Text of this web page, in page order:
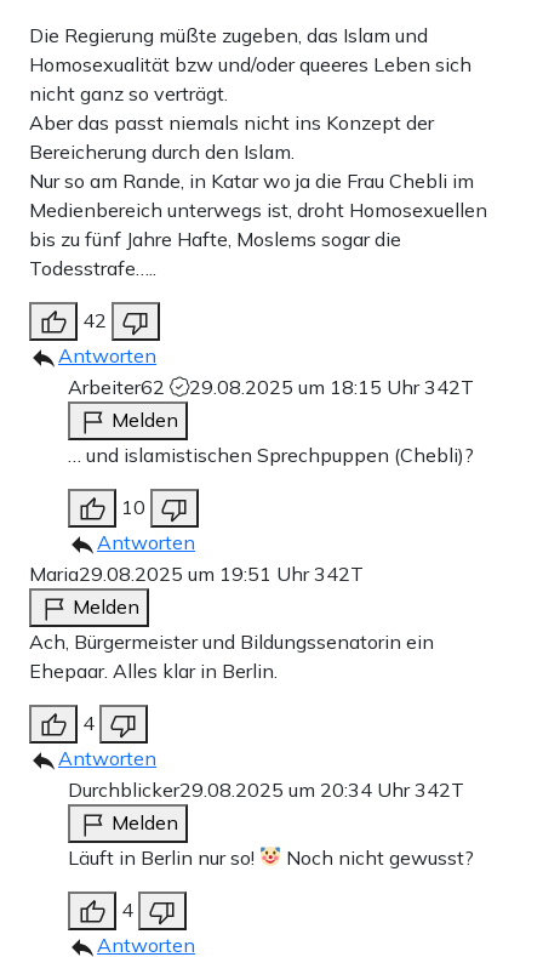
Die Regierung müßte zugeben, das Islam und
Homosexualität bzw und/oder queeres Leben sich
nicht ganz so verträgt.
Aber das passt niemals nicht ins Konzept der
Bereicherung durch den Islam.
Nur so am Rande, in Katar wo ja die Frau Chebli im
Medienbereich unterwegs ist, droht Homosexuellen
bis zu fünf Jahre Hafte, Moslems sogar die
Todesstrafe…..
42
Antworten
Arbeiter62
29.08.2025 um 18:15 Uhr342T
Melden
… und islamistischen Sprechpuppen (Chebli)?
10
Antworten
Maria29.08.2025 um 19:51 Uhr342T
Melden
Ach, Bürgermeister und Bildungssenatorin ein
Ehepaar. Alles klar in Berlin.
4
Antworten
Durchblicker29.08.2025 um 20:34 Uhr342T
Melden
Läuft in Berlin nur so!
Noch nicht gewusst?
4
Antworten